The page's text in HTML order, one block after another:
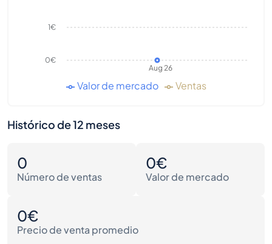
Aug 26
0€
1€
Valor de mercado Ventas
Histórico de 12 meses
0
Número de ventas
0€
Valor de mercado
0€
Precio de venta promedio